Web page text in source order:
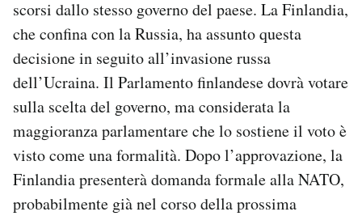
Newsletter
Notifiche mobile
Regala il Post
Hai bisogno di aiuto?
Esci
scorsi dallo stesso governo del paese. La Finlandia,
che confina con la Russia, ha assunto questa
decisione in seguito all’invasione russa
dell’Ucraina. Il Parlamento finlandese dovrà votare
sulla scelta del governo, ma considerata la
maggioranza parlamentare che lo sostiene il voto è
visto come una formalità. Dopo l’approvazione, la
Finlandia presenterà domanda formale alla NATO,
probabilmente già nel corso della prossima